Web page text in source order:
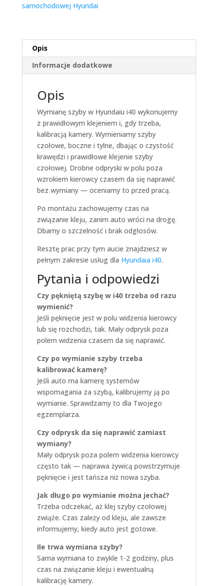
samochodowej Hyundai
Opis
Informacje dodatkowe
Opis
Wymianę szyby w Hyundaiu i40 wykonujemy
z prawidłowym klejeniem i, gdy trzeba,
kalibracją kamery. Wymieniamy szyby
czołowe, boczne i tylne, dbając o czystość
krawędzi i prawidłowe klejenie szyby
czołowej. Drobne odpryski w polu poza
wzrokiem kierowcy czasem da się naprawić
bez wymiany — oceniamy to przed pracą.
Po montażu zachowujemy czas na
związanie kleju, zanim auto wróci na drogę.
Dbamy o szczelność i brak odgłosów.
Resztę prac przy tym aucie znajdziesz w
pełnym zakresie usług dla Hyundaia i40.
Pytania i odpowiedzi
Czy pękniętą szybę w i40 trzeba od razu
wymienić?
Jeśli pęknięcie jest w polu widzenia kierowcy
lub się rozchodzi, tak. Mały odprysk poza
polem widzenia czasem da się naprawić.
Czy po wymianie szyby trzeba
kalibrować kamerę?
Jeśli auto ma kamerę systemów
wspomagania za szybą, kalibrujemy ją po
wymianie. Sprawdzamy to dla Twojego
egzemplarza.
Czy odprysk da się naprawić zamiast
wymiany?
Mały odprysk poza polem widzenia kierowcy
często tak — naprawa żywicą powstrzymuje
pęknięcie i jest tańsza niż nowa szyba.
Jak długo po wymianie można jechać?
Trzeba odczekać, aż klej szyby czołowej
zwiąże. Czas zależy od kleju, ale zawsze
informujemy, kiedy auto jest gotowe.
Ile trwa wymiana szyby?
Sama wymiana to zwykle 1-2 godziny, plus
czas na związanie kleju i ewentualną
kalibrację kamery.